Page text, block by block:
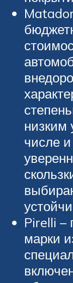
низким
числе
Pirelli –
марки